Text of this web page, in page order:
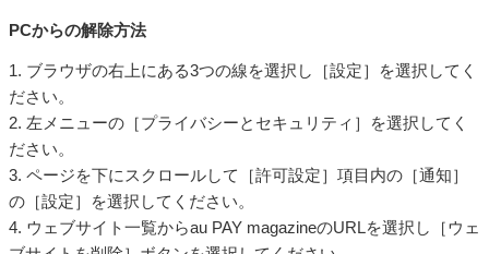
PCからの解除方法
1. ブラウザの右上にある3つの線を選択し［設定］を選択してく
ださい。
2. 左メニューの［プライバシーとセキュリティ］を選択してく
ださい。
3. ページを下にスクロールして［許可設定］項目内の［通知］
の［設定］を選択してください。
4. ウェブサイト一覧からau PAY magazineのURLを選択し［ウェ